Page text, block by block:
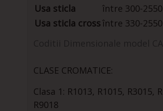
Usa sticla
între 300-2550
Usa sticla crossîntre 330-2550
CLASE CROMATICE:
Clasa 1: R1013, R1015, R3015,
R9018